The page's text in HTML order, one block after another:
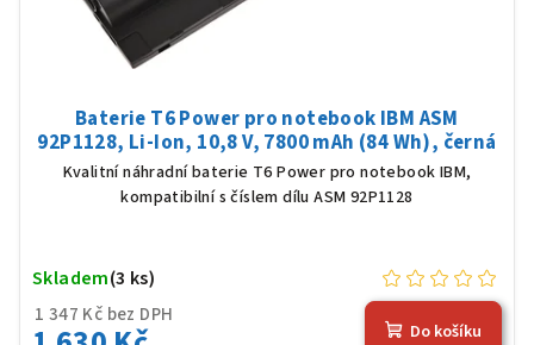
Baterie T6 Power pro notebook IBM ASM
92P1128, Li-Ion, 10,8 V, 7800 mAh (84 Wh), černá
Kvalitní náhradní baterie T6 Power pro notebook IBM,
kompatibilní s číslem dílu ASM 92P1128
1 347 Kč bez DPH
Skladem(3 ks)
Do košíku